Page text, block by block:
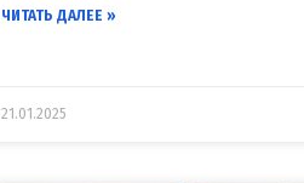
ЧИТАТЬ ДАЛЕЕ »
21.01.2025